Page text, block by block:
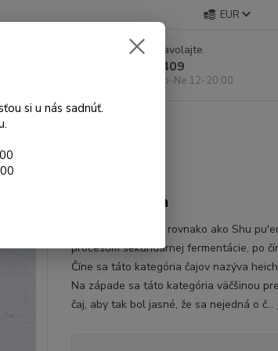
EUR
Neviete si rady? Zavolajte.
+421 904 546 409
Po-Pia 11-19:00, So-Ne 12-20:00
dark tea
Hunan heicha
Fuzhuan heicha je rovnako ako Shu
procesom sekundárnej fermentácie, po
Číne sa táto kategória čajov nazýva
Na západe sa táto kategória väčšinou
čaj, aby tak bol jasné, že sa nejedná o č...
si u nás sadnúť.